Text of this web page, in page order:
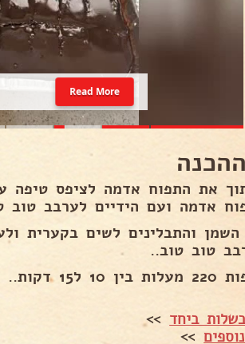
Read More
את התפוח אדמה לציפס טיפה
אדמה ועם הידיים לערבב טוב
והתבלינים לשים בקערית
טוב טוב..
10 ל15 דקות..
ביחד >>
>>